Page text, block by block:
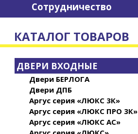
Сотрудничество
КАТАЛОГ ТОВАРОВ
ДВЕРИ ВХОДНЫЕ
Двери БЕРЛОГА
Двери ДПБ
Аргус серия «ЛЮКС 3К»
Аргус серия «ЛЮКС ПРО 3К»
Аргус серия «ЛЮКС АС»